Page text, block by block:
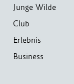
Junge Wilde
Club
Erlebnis
Business